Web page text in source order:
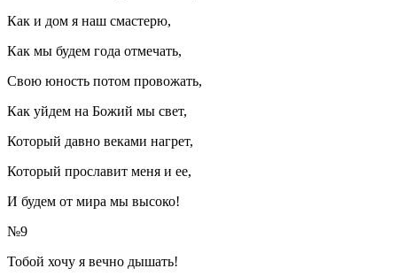
Как и дом я наш смастерю,
Как мы будем года отмечать,
Свою юность потом провожать,
Как уйдем на Божий мы свет,
Который давно веками нагрет,
Который прославит меня и ее,
И будем от мира мы высоко!
№9
Тобой хочу я вечно дышать!